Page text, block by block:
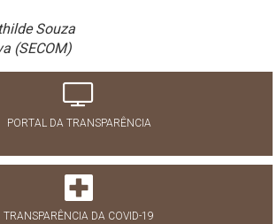
Souza
(SECOM)
PORTAL DA TRANSPARÊNCIA
TRANSPARÊNCIA DA COVID-19